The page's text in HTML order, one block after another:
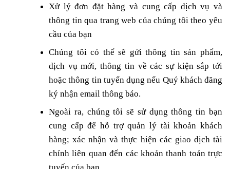
Xử lý đơn đặt hàng và cung cấp dịch vụ và
thông tin qua trang web của chúng tôi theo yêu
cầu của bạn
Chúng tôi có thể sẽ gửi thông tin sản phẩm,
dịch vụ mới, thông tin về các sự kiện sắp tới
hoặc thông tin tuyển dụng nếu Quý khách đăng
ký nhận email thông báo.
Ngoài ra, chúng tôi sẽ sử dụng thông tin bạn
cung cấp để hỗ trợ quản lý tài khoản khách
hàng; xác nhận và thực hiện các giao dịch tài
chính liên quan đến các khoản thanh toán trực